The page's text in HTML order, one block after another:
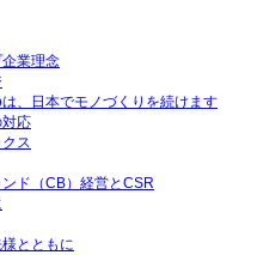
業理念
、日本でモノづくりを続けます
応
ス
ド（CB）経営とCSR
とともに